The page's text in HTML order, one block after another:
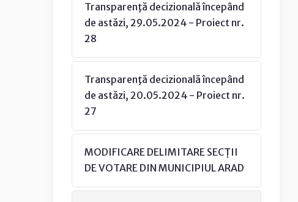
Transparenţă decizională începând
de astăzi, 29.05.2024 - Proiect nr.
28
Transparenţă decizională începând
de astăzi, 20.05.2024 - Proiect nr.
27
MODIFICARE DELIMITARE SECȚII
DE VOTARE DIN MUNICIPIUL ARAD